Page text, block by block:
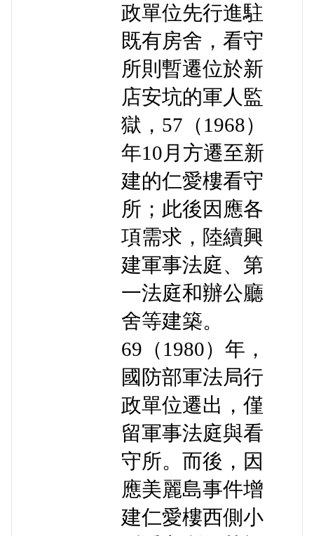
政單位先行進駐
既有房舍，看守
所則暫遷位於新
店安坑的軍人監
獄，57（1968）
年10月方遷至新
建的仁愛樓看守
所；此後因應各
項需求，陸續興
建軍事法庭、第
一法庭和辦公廳
舍等建築。
69（1980）年，
國防部軍法局行
政單位遷出，僅
留軍事法庭與看
守所。而後，因
應美麗島事件增
建仁愛樓西側小